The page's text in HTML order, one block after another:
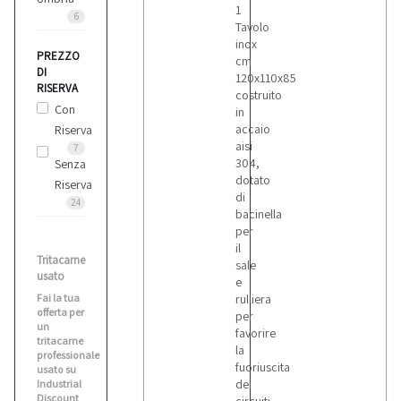
6
PREZZO
DI
RISERVA
Con
Riserva
7
Senza
Riserva
24
Tritacarne
usato
Fai la tua
offerta per
un
tritacarne
professionale
usato su
Industrial
Discount
1
Tavolo
inox
cm
120x110x85
costruito
in
accaio
aisi
304,
dotato
di
bacinella
per
il
sale
e
rulliera
per
favorire
la
fuoriuscita
dei